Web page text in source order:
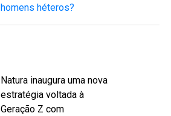
homens héteros?
Natura inaugura uma nova
estratégia voltada à
Geração Z com